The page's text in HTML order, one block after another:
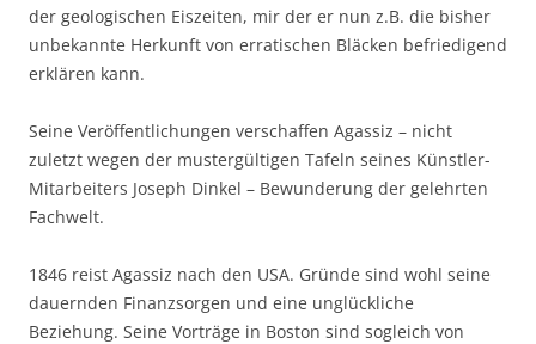
der geologischen Eiszeiten, mir der er nun z.B. die bisher
unbekannte Herkunft von erratischen Bläcken befriedigend
erklären kann.
Seine Veröffentlichungen verschaffen Agassiz – nicht
zuletzt wegen der mustergültigen Tafeln seines Künstler-
Mitarbeiters Joseph Dinkel – Bewunderung der gelehrten
Fachwelt.
1846 reist Agassiz nach den USA. Gründe sind wohl seine
dauernden Finanzsorgen und eine unglückliche
Beziehung. Seine Vorträge in Boston sind sogleich von